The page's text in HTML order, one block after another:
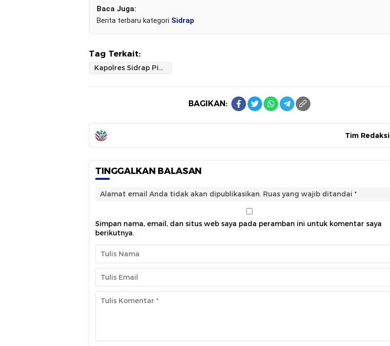
Baca Juga:
Berita terbaru kategori Sidrap
Tag Terkait:
Kapolres Sidrap Pimpin Apel Pelepasan 11 Baja OAP: Simbol Penghargaan dan Harapan Sukses
BAGIKAN:
Tim Redaksi
TINGGALKAN BALASAN
Alamat email Anda tidak akan dipublikasikan. Ruas yang wajib ditandai *
Simpan nama, email, dan situs web saya pada peramban ini untuk komentar saya
berikutnya.